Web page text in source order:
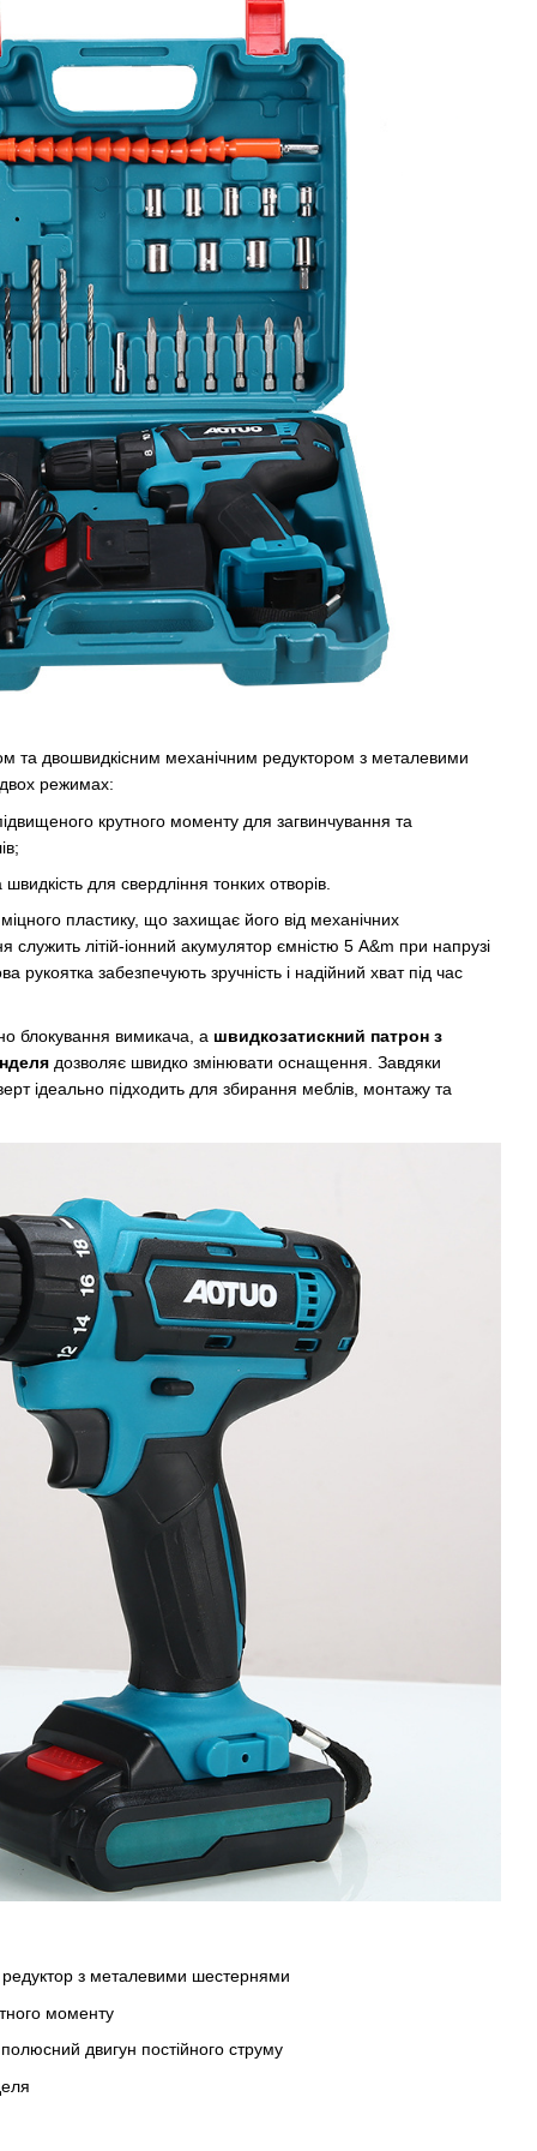
та двошвидкісним механічним редуктором з металевими
режимах:
крутного моменту для загвинчування та
для свердління тонких отворів.
пластику, що захищає його від механічних
літій-іонний акумулятор ємністю 5 А&m при напрузі
рукоятка забезпечують зручність і надійний хват під час
блокування вимикача, а швидкозатискний патрон з
дозволяє швидко змінювати оснащення. Завдяки
ідеально підходить для збирання меблів, монтажу та
з металевими шестернями
моменту
двигун постійного струму